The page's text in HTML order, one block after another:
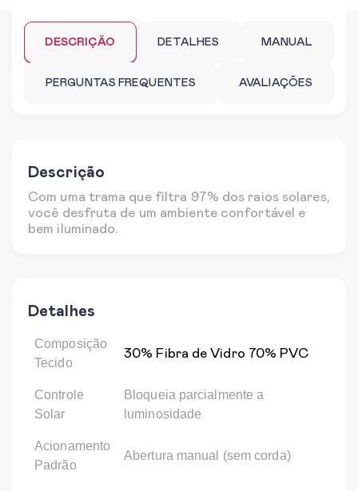
DESCRIÇÃO DETALHES MANUAL
PERGUNTAS FREQUENTES AVALIAÇÕES
Descrição
Com uma trama que filtra 97% dos raios solares,
você desfruta de um ambiente confortável e
bem iluminado.
Detalhes
Composição
Tecido
30% Fibra de Vidro 70% PVC
Controle
Solar
Bloqueia parcialmente a
luminosidade
Acionamento
Padrão
Abertura manual (sem corda)